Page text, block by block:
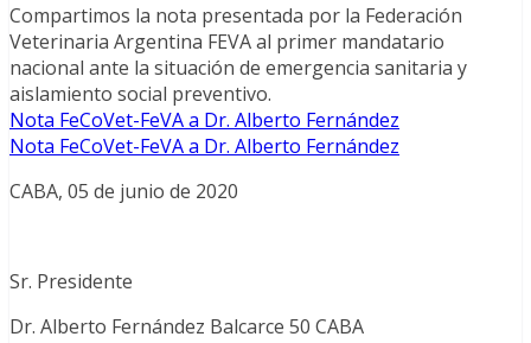
Compartimos la nota presentada por la Federación
Veterinaria Argentina FEVA al primer mandatario
nacional ante la situación de emergencia sanitaria y
aislamiento social preventivo.
Nota FeCoVet-FeVA a Dr. Alberto Fernández
Nota FeCoVet-FeVA a Dr. Alberto Fernández
CABA, 05 de junio de 2020
Sr. Presidente
Dr. Alberto Fernández Balcarce 50 CABA